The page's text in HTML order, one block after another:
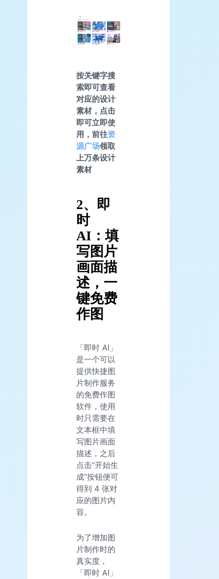
按关键字搜
索即可查看
对应的设计
素材，点击
即可立即使
用，前往资
源广场领取
上万条设计
素材
2、即
时
AI：填
写图片
画面描
述，一
键免费
作图
「即时 AI」
是一个可以
提供快捷图
片制作服务
的免费作图
软件，使用
时只需要在
文本框中填
写图片画面
描述，之后
点击“开始生
成”按钮便可
得到 4 张对
应的图片内
容。
为了增加图
片制作时的
真实度，
「即时 AI」